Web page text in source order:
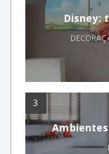
Disney:
3